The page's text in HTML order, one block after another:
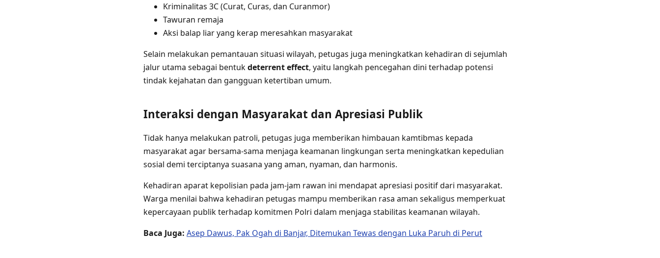
Kriminalitas 3C (Curat, Curas, dan Curanmor)
Tawuran remaja
Aksi balap liar yang kerap meresahkan masyarakat
Selain melakukan pemantauan situasi wilayah, petugas juga meningkatkan kehadiran di sejumlah
jalur utama sebagai bentukdeterrent effect, yaitu langkah pencegahan dini terhadap potensi
tindak kejahatan dan gangguan ketertiban umum.
Interaksi dengan Masyarakat dan Apresiasi Publik
Tidak hanya melakukan patroli, petugas juga memberikan himbauan kamtibmas kepada
masyarakat agar bersama-sama menjaga keamanan lingkungan serta meningkatkan kepedulian
sosial demi terciptanya suasana yang aman, nyaman, dan harmonis.
Kehadiran aparat kepolisian pada jam-jam rawan ini mendapat apresiasi positif dari masyarakat.
Warga menilai bahwa kehadiran petugas mampu memberikan rasa aman sekaligus memperkuat
kepercayaan publik terhadap komitmen Polri dalam menjaga stabilitas keamanan wilayah.
Baca Juga: Asep Dawus, Pak Ogah di Banjar, Ditemukan Tewas dengan Luka Paruh di Perut